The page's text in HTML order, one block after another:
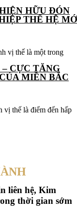
HỮU ĐÓN
THẾ HỆ
vị thế là một trong
CỰC TĂNG
MIỀN BẮC
vị thế là điểm đến hấp
liên hệ, Kim
thời gian sớm